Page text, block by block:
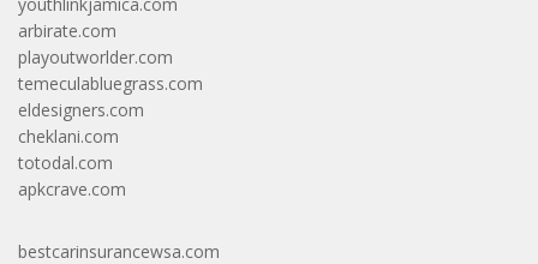
arbirate.com
playoutworlder.com
temeculabluegrass.com
eldesigners.com
cheklani.com
totodal.com
apkcrave.com
bestcarinsurancewsa.com